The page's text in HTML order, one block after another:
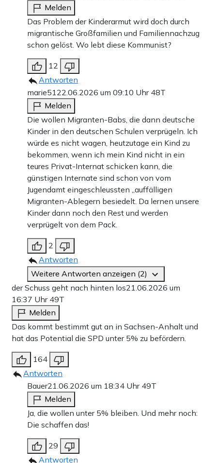
Melden
Das Problem der Kinderarmut wird doch durch
migrantische Großfamilien und Familiennachzug
schon gelöst. Wo lebt diese Kommunist?
12
Antworten
marie5122.06.2026 um 09:10 Uhr 48T
Melden
Die wollen Migranten-Babs, die dann deutsche
Kinder in den deutschen Schulen verprügeln. Ich
würde es nicht wagen, heutzutage ein Kind zu
bekommen, wenn ich mein Kind nicht in ein
teures Privat-Internat schicken kann, die
günstigen Internate sind schon von vom
Jugendamt eingeschleussten „auffälligen
Migranten-Ablegern besiedelt. Da lernen unsere
Kinder dann noch den Rest und werden
verprügelt von dem Pack.
2
Antworten
Weitere Antworten anzeigen (2)
der Schuss geht nach hinten los21.06.2026 um
16:37 Uhr 49T
Melden
Das kommt bestimmt gut an in Sachsen-Anhalt und
hat das Potential die SPD unter 5% zu befördern.
164
Antworten
Bauer21.06.2026 um 18:34 Uhr 49T
Melden
Ja, die wollen unter 5% bleiben. Und mehr noch:
Die schaffen das!
29
Antworten